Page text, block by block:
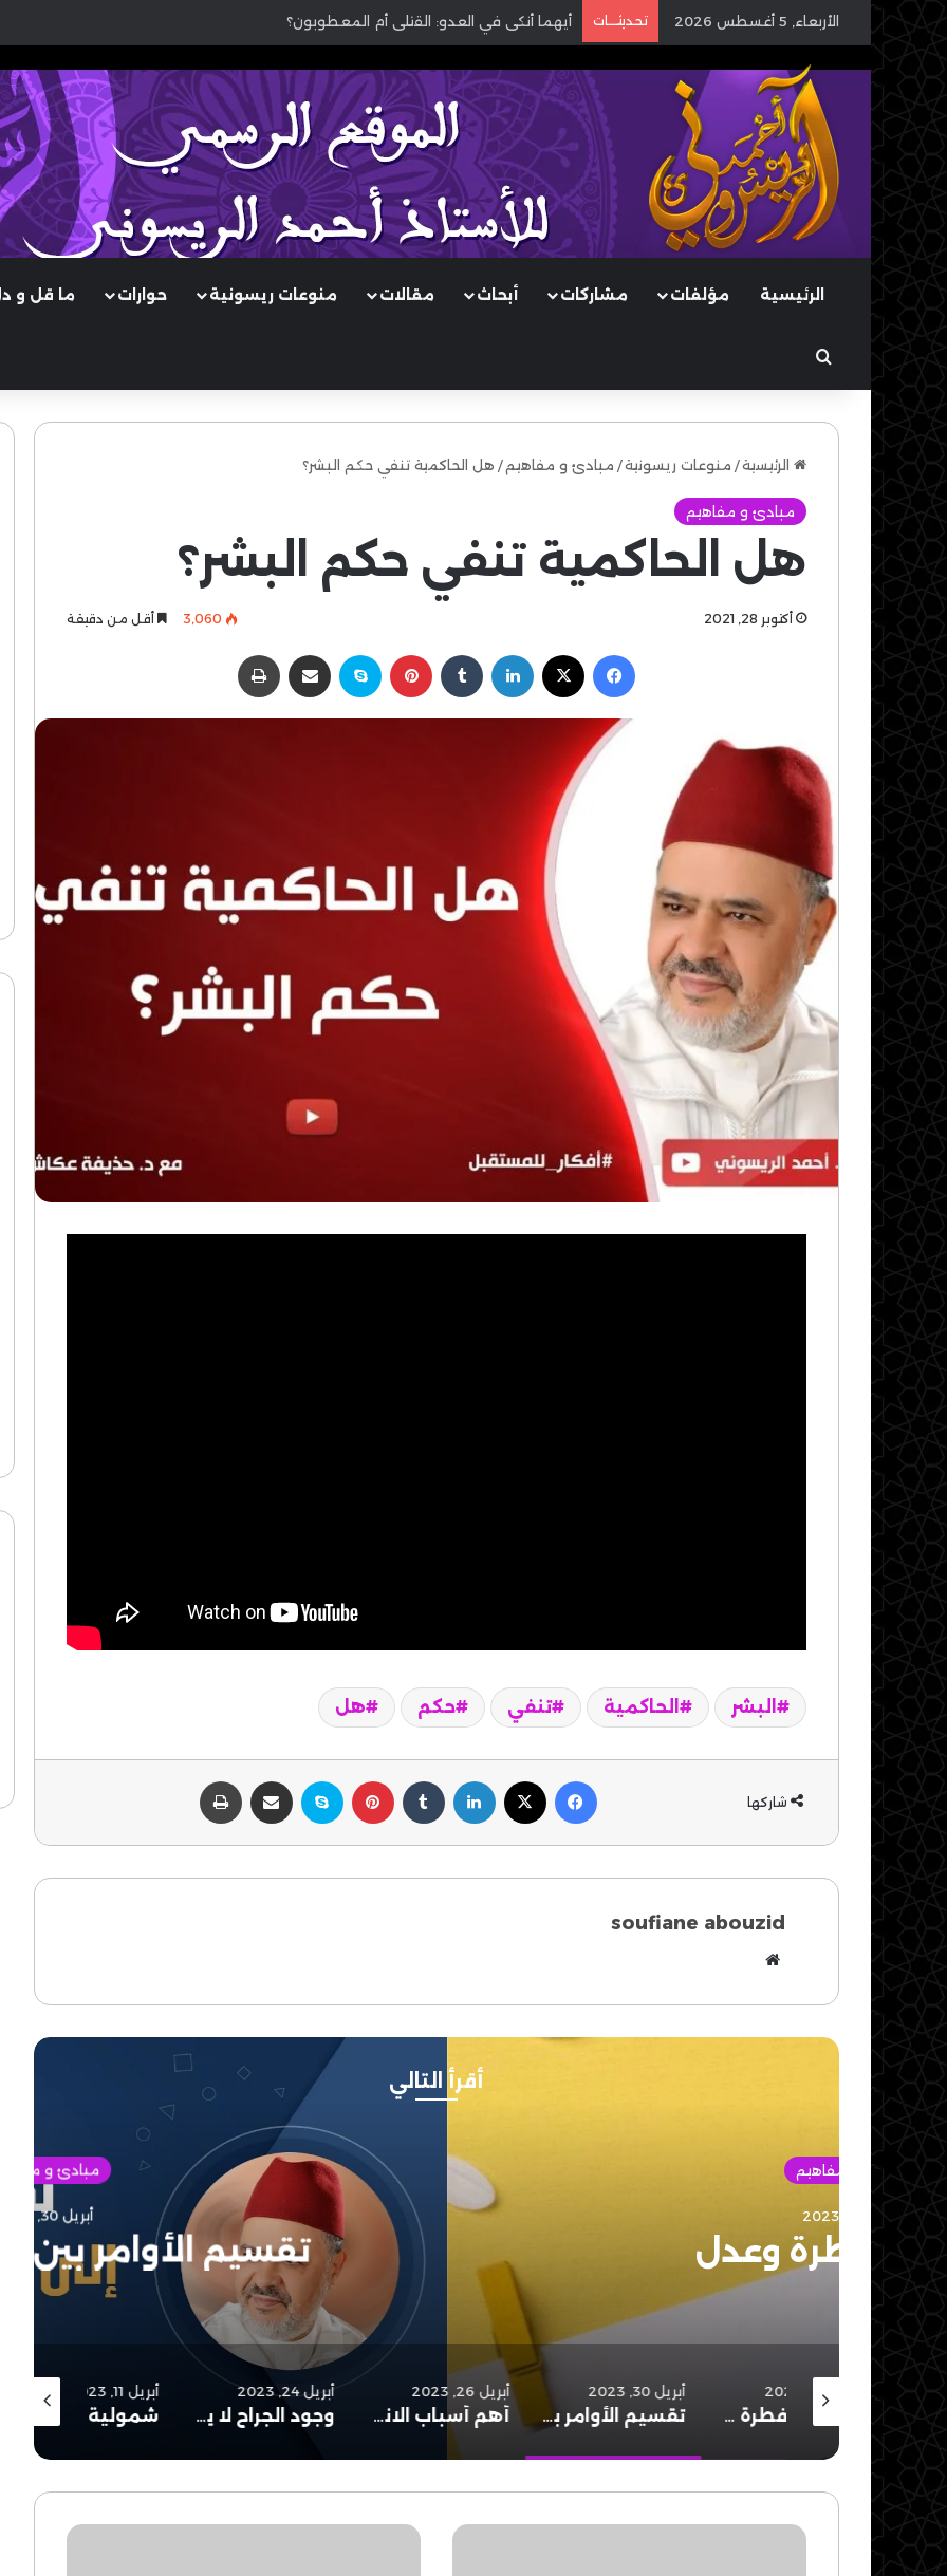
الأربعاء, 5 أغسطس 2026 تحديثـــات الصبر والشكر في القرآن.
الرئيسية مؤلفات مشاركات أبحاث مقالات منوعات ريسونية حوارات ما قل و
بحث عن
الرئيسية/ منوعات ريسونية/ مبادئ و مفاهيم / هل الحاكمية تنفي حكم البشر؟
مبادئ و مفاهيم
هل الحاكمية تنفي حكم البشر؟
أكتوبر 28, 2021 3٬060 أقل من دقيقة
فيسبوك لينكدإن بينتيريست سكايب مشاركة عبر البريد
البشر الحاكمية تنفي حكم هل
شاركها
فيسبوك لينكدإن بينتيريست سكايب مشاركة عبر البريد
soufiane abouzid
أقرأ التالي
مبادئ و مفاهيم
أبريل 30, 2023
تقسيم الأوامر بين وسائل ومقاصد
مايو 22, 2023 أبريل 30, 2023
تقسيم الأوامر بين وسائل ومقاصد
أبريل 26, 2023
أهم أسباب الانحطاط..
أبريل 24, 2023
وجود الجراح لا يلغي الأفراح..
أبريل 11, 2023
شمولية الشريعة
سبتمبر 26, 2023
الرائعة
ملخص